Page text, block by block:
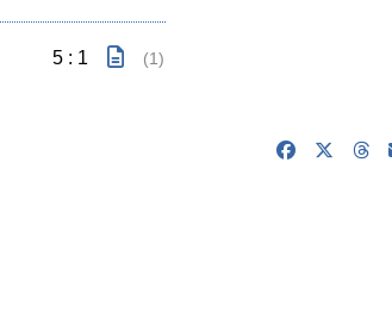
5 : 1 (1)